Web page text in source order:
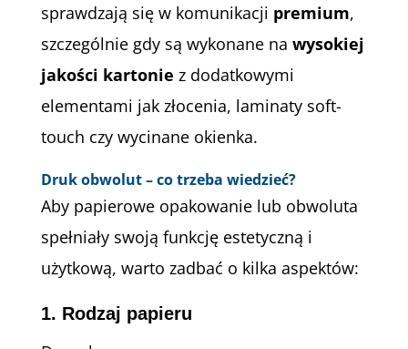
sprawdzają się w komunikacji premium,
szczególnie gdy są wykonane na wysokiej
jakości kartonie z dodatkowymi
elementami jak złocenia, laminaty soft-
touch czy wycinane okienka.
Druk obwolut – co trzeba wiedzieć?
Aby papierowe opakowanie lub obwoluta
spełniały swoją funkcję estetyczną i
użytkową, warto zadbać o kilka aspektów:
1. Rodzaj papieru